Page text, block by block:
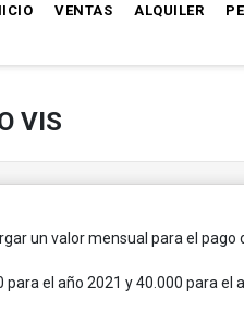
VENTAS ALQUILER
VIS
un valor mensual para el
el año 2021 y 40.000 para el